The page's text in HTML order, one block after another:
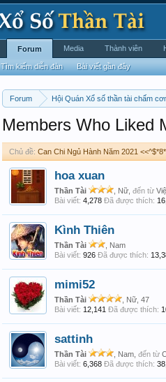
Forum Hội Quán Xổ số thần tài chấm
Members Who Liked
Chủ đề: Can Chi Ngủ Hành Năm 2021
hoa xuan
Thần Tài , Nữ, đến từ
Bài viết: 4,278 Đã được thích:
Kình Thiên
Thần Tài
, Nam
Bài viết: 926 Đã được thích:
mimi52
Thần Tài
, Nữ, 47
Bài viết: 12,141 Đã được thích:
sattinh
Thần Tài , Nam, đến từ
Bài viết: 6,368 Đã được thích:
Forum
Tìm kiếm diễn đàn Bài viết gần đây
Media Thành viên